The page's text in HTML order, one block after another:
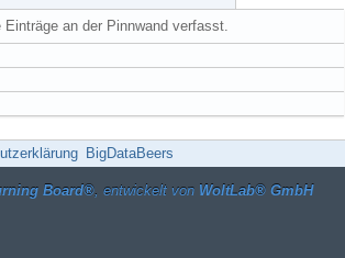
Einträge an der Pinnwand verfasst.
BigDataBeers
Board®, entwickelt von WoltLab® GmbH